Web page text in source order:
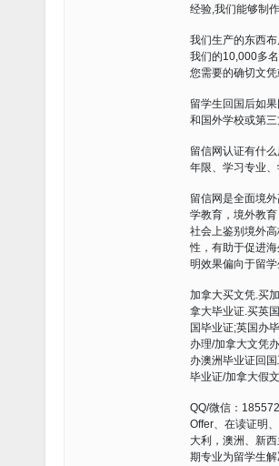
经验,我们能够制
我们生产的东西
我们的10,000多
您需要的确切文
留学生回国后如
和国外学校或第
留信网认证有什
年限、学习专业
留信网是全面境
学教育，境外教
社会上鉴别境外
性，有助于促进
明效果偏向于留
加拿大买文凭.买
拿大毕业证.买英
国毕业证;英国办
办理/加拿大文凭
办澳洲毕业证回
毕业证/加拿大假
QQ/微信：
Offer、在读证明
大利，澳洲、新
期专业为留学生